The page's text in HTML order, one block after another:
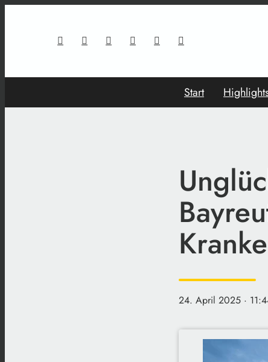
Start
24. April 2025 ·